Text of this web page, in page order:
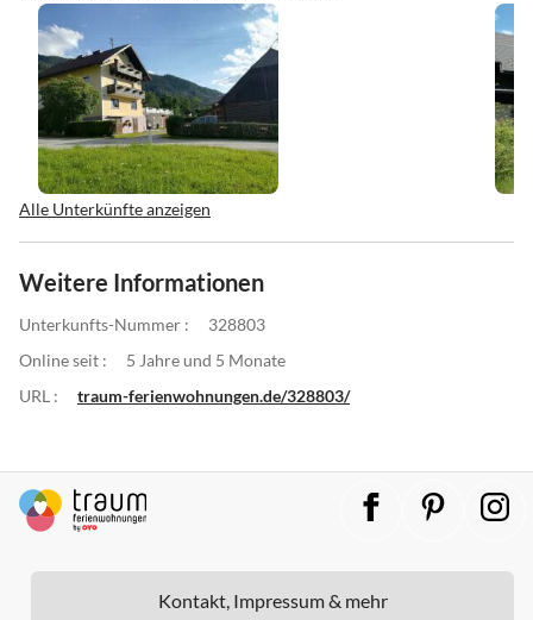
Alle Unterkünfte anzeigen
Weitere Informationen
Unterkunfts-Nummer :
328803
Online seit :
5 Jahre und 5 Monate
URL :
traum-ferienwohnungen.de/328803/
Kontakt, Impressum & mehr